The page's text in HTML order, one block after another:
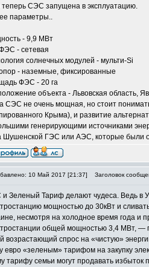
теперь СЭС запущена в эксплуатацию.
параметры..
- 9,9 МВт
- сетевая
солнечных модулей - мульти-Si
- наземные, фиксированные
ФЭС - 20 га
объекта - Львовская область,
СЭС не очень мощная, но стоит
Крыма), и развитие
генерирующими источниками
Шушенской ГЭС или АЭС, которые были
10 Май 2017 [21:37] Заголовок
Зеленый Тариф делают чудеса. Ведь в
мощностью до 30кВт и
несмотря на холодное время года и
общей мощностью 3,4 МВт, —
возрастающий спрос на «чистую»
евро «зеленым» тарифом на закупку
тарифу семьи могут продавать избыток